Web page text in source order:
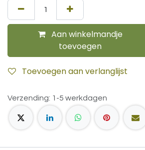
Aan winkelmandje
toevoegen
Toevoegen aan verlanglijst
Verzending: 1-5 werkdagen